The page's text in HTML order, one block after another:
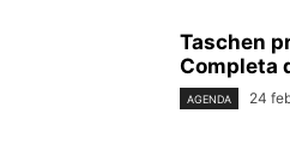
Taschen
Completa
AGENDA 24